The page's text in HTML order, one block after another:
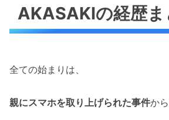
AKASAKIの経歴ま
全ての始まりは、
親にスマホを取り上げられた事件か